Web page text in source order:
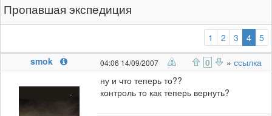
Пропавшая экспедиция
1 2 3 4
5
smok
04:06 14/09/2007 0 » ссылка
ну и что теперь то??
контроль то как теперь вернуть?